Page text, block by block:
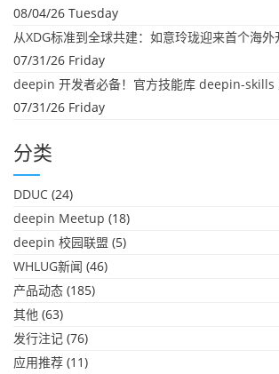
08/04/26 Tuesday
从XDG标准到全球共建：如意玲珑迎来首个海外
07/31/26 Friday
deepin 开发者必备！官方技能库 deepin-skills
07/31/26 Friday
分类
DDUC (24)
deepin Meetup (18)
deepin 校园联盟 (5)
WHLUG新闻 (46)
产品动态 (185)
其他 (63)
发行注记 (76)
应用推荐 (11)